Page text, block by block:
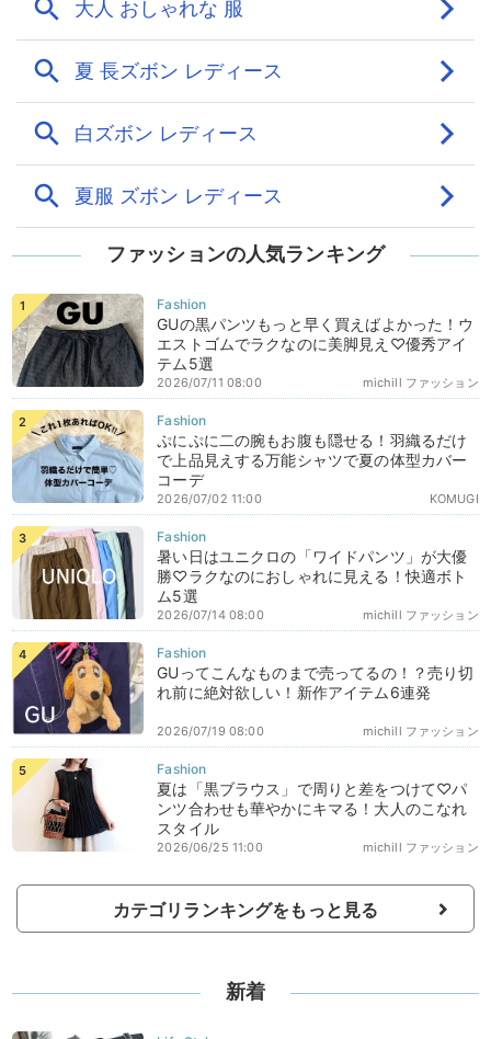
ファッションの人気ランキング
GUの黒パンツもっと早く買えばよかった！ウ
エストゴムでラクなのに美脚見え♡優秀アイ
テム5選
michill ファッション
2026/07/11 08:00
ぷにぷに二の腕もお腹も隠せる！羽織るだけ
で上品見えする万能シャツで夏の体型カバー
コーデ
KOMUGI
2026/07/02 11:00
暑い日はユニクロの「ワイドパンツ」が大優
勝♡ラクなのにおしゃれに見える！快適ボト
ム5選
michill ファッション
2026/07/14 08:00
GUってこんなものまで売ってるの！？売り切
れ前に絶対欲しい！新作アイテム6連発
michill ファッション
2026/07/19 08:00
夏は「黒ブラウス」で周りと差をつけて♡パ
ンツ合わせも華やかにキマる！大人のこなれ
スタイル
michill ファッション
2026/06/25 11:00
カテゴリランキングをもっと見る
新着